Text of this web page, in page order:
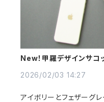
New！甲羅デザインサコ
2026/02/03 14:27
アイボリーとフェザーグ